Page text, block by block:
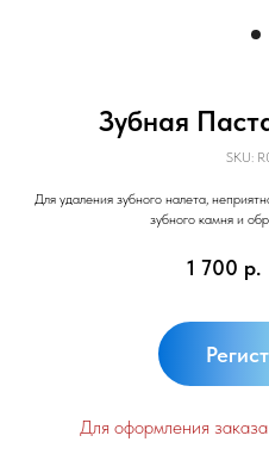
Зубная
SKU:
Для удаления зубного налета,
зубного камня и
1 700 р.
Для оформления